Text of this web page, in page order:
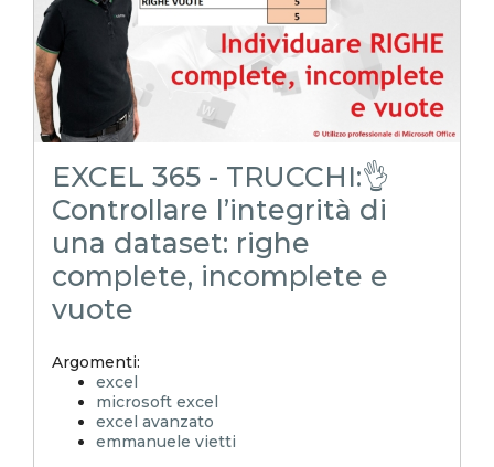
excel tips
excel tutorial italiano
funzione lambda
lambda
isomitted
cercax
cercatutto
EXCEL 365 - TRUCCHI:👌
Controllare l’integrità di
una dataset: righe
complete, incomplete e
vuote
Argomenti:
excel
microsoft excel
excel avanzato
emmanuele vietti